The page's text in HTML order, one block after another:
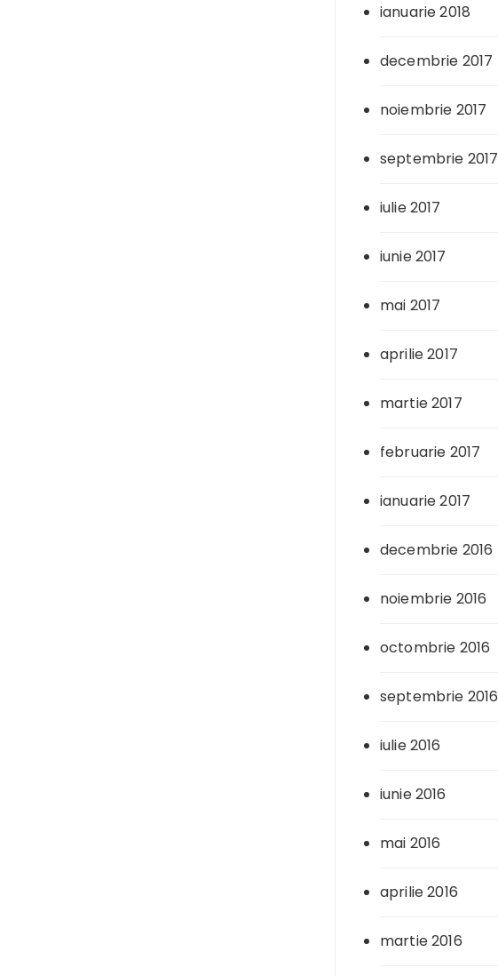
ianuarie 2018
decembrie 2017
noiembrie 2017
septembrie 2017
iulie 2017
iunie 2017
mai 2017
aprilie 2017
martie 2017
februarie 2017
ianuarie 2017
decembrie 2016
noiembrie 2016
octombrie 2016
septembrie 2016
iulie 2016
iunie 2016
mai 2016
aprilie 2016
martie 2016